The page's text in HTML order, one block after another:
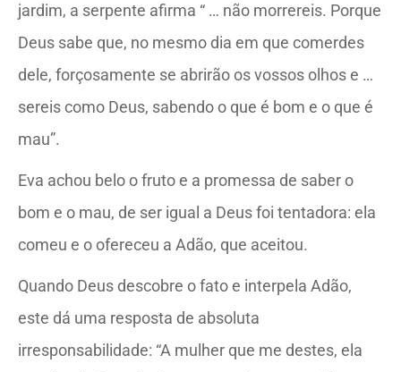
jardim, a serpente afirma “ … não morrereis. Porque
Deus sabe que, no mesmo dia em que comerdes
dele, forçosamente se abrirão os vossos olhos e …
sereis como Deus, sabendo o que é bom e o que é
mau”.
Eva achou belo o fruto e a promessa de saber o
bom e o mau, de ser igual a Deus foi tentadora: ela
comeu e o ofereceu a Adão, que aceitou.
Quando Deus descobre o fato e interpela Adão,
este dá uma resposta de absoluta
irresponsabilidade: “A mulher que me destes, ela